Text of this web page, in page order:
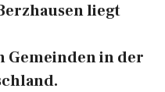
liegt
Gemeinden in der